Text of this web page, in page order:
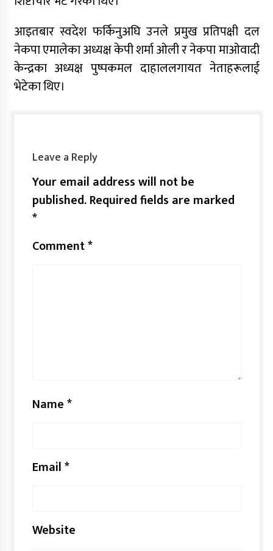
आइतबार स्वदेश फर्किनुअघि उनले प्रमुख प्रतिपक्षी दल
नेकपा एमालेका अध्यक्ष केपी शर्मा ओली र नेकपा माओवादी
केन्द्रका अध्यक्ष पुष्पकमल दाहाललगायत नेताहरूलाई
भेटेका थिए।
Leave a Reply
Your email address will not be
published.Required fields are marked
*
Comment*
Name*
Email*
Website